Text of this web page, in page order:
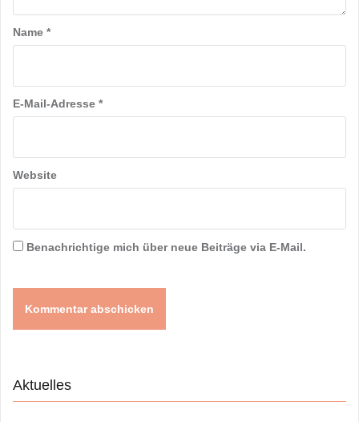
Name *
E-Mail-Adresse *
Website
Benachrichtige mich über neue Beiträge via E-Mail.
Aktuelles